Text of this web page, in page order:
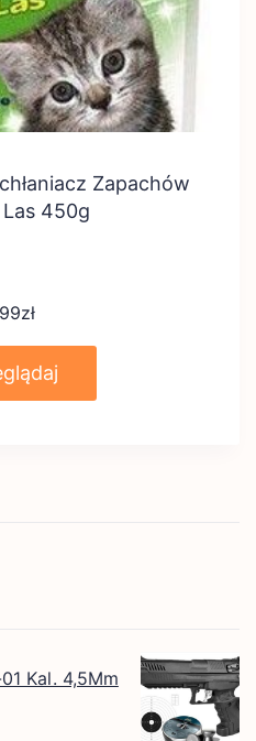
Zapachów
450g
zł
Kal. 4,5Mm